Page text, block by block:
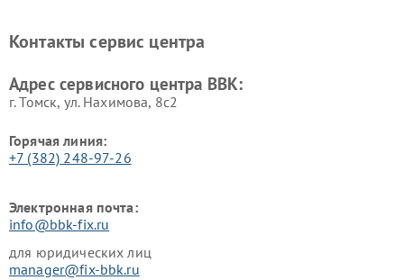
Ремонт винных шкафов BBK
Контакты сервис центра
Адрес сервисного центра BBK:
г. Томск, ул. Нахимова, 8с2
Горячая линия:
+7 (382) 248-97-26
Электронная почта:
info@bbk-fix.ru
для юридических лиц
manager@fix-bbk.ru